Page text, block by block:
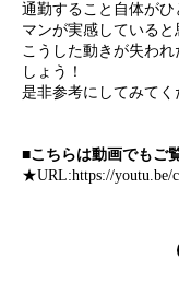
通勤すること自体が
マンが実感していると
こうした動きが失わ
しょう！
是非参考にしてみてく
■こちらは動画でもご
★URL:https://youtu.be/